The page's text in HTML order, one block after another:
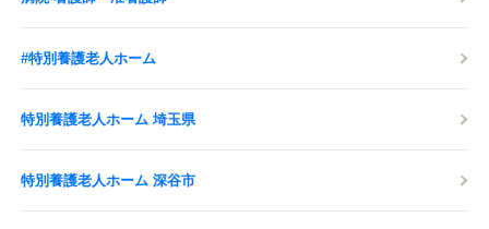
#特別養護老人ホーム
特別養護老人ホーム 埼玉県
特別養護老人ホーム 深谷市